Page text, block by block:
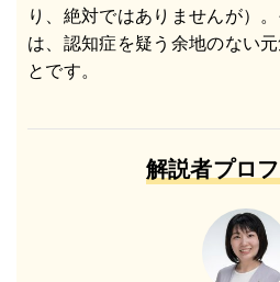
り、絶対ではありませんが）
は、認知症を疑う余地のない
とです。
解説者プロ